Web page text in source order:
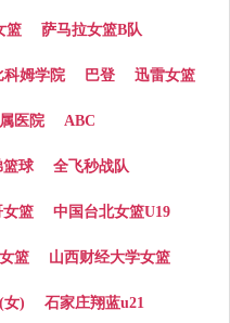
篮 萨马拉女篮B队
科姆学院 巴登 迅雷女篮
医院 ABC
篮球 全飞秒战队
女篮 中国台北女篮U19
篮 山西财经大学女篮
女) 石家庄翔蓝u21